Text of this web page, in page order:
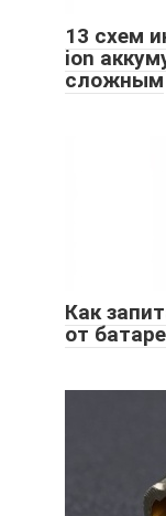
13 схем
ion
сложным
Как
от